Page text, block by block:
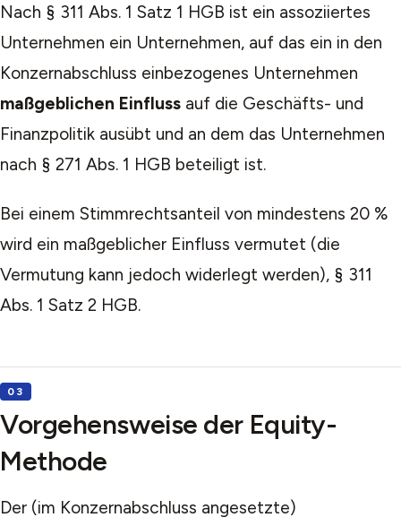
Nach § 311 Abs. 1 Satz 1 HGB ist ein assoziiertes
Unternehmen ein Unternehmen, auf das ein in den
Konzernabschluss einbezogenes Unternehmen
maßgeblichen Einfluss auf die Geschäfts- und
Finanzpolitik ausübt und an dem das Unternehmen
nach § 271 Abs. 1 HGB beteiligt ist.
Bei einem Stimmrechtsanteil von mindestens 20 %
wird ein maßgeblicher Einfluss vermutet (die
Vermutung kann jedoch widerlegt werden), § 311
Abs. 1 Satz 2 HGB.
Vorgehensweise der Equity-
Methode
Der (im Konzernabschluss angesetzte)